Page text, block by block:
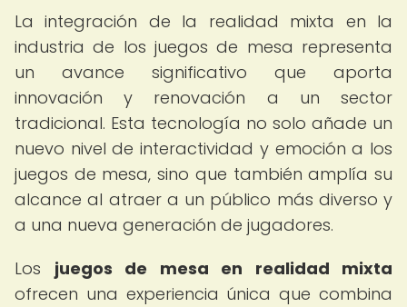
La integración de la realidad mixta en la
industria de los juegos de mesa representa
un avance significativo que aporta
innovación y renovación a un sector
tradicional. Esta tecnología no solo añade un
nuevo nivel de interactividad y emoción a los
juegos de mesa, sino que también amplía su
alcance al atraer a un público más diverso y
a una nueva generación de jugadores.
Los juegos de mesa en realidad mixta
ofrecen una experiencia única que combina